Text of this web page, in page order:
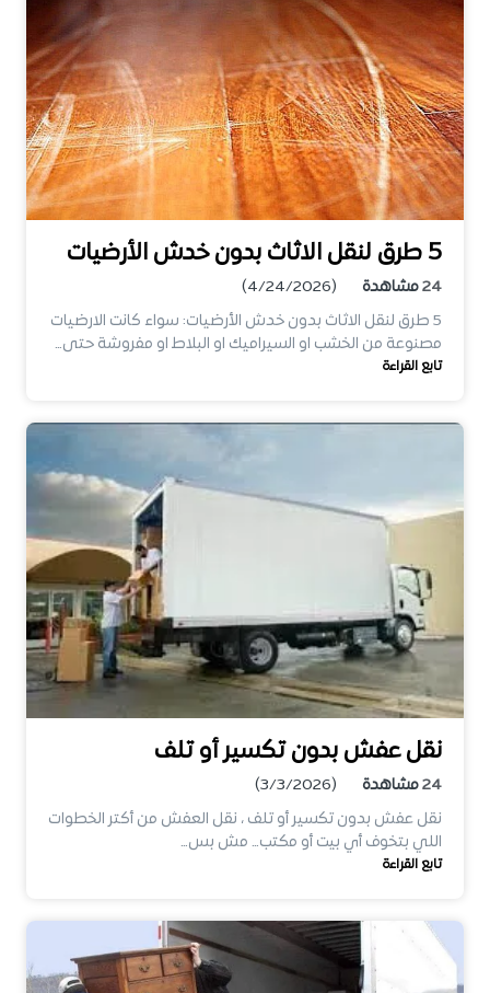
5 طرق لنقل الاثاث بدون خدش الأرضيات
24مشاهدة
(4/24/2026)
5 طرق لنقل الاثاث بدون خدش الأرضيات: سواء كانت الارضيات
مصنوعة من الخشب او السيراميك او البلاط او مفروشة حتى…
تابع القراءة
نقل عفش بدون تكسير أو تلف
24مشاهدة
(3/3/2026)
نقل عفش بدون تكسير أو تلف ، نقل العفش من أكتر الخطوات
اللي بتخوف أي بيت أو مكتب… مش بس…
تابع القراءة